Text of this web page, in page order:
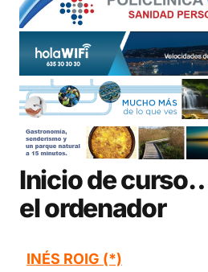
Inicio de
el ordenador
INÉS ROIG (*)